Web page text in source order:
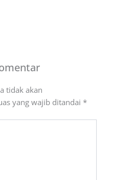
tidak akan
yang wajib ditandai *